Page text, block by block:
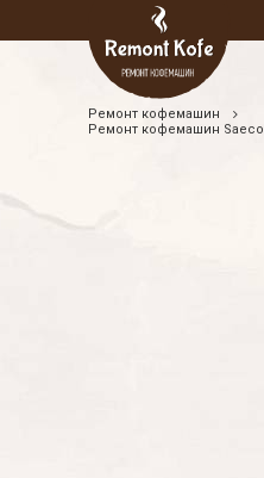
УСЛУГИ И ЦЕНЫ
Ремонт кофемашин
Ремонт кофемашин Saeco